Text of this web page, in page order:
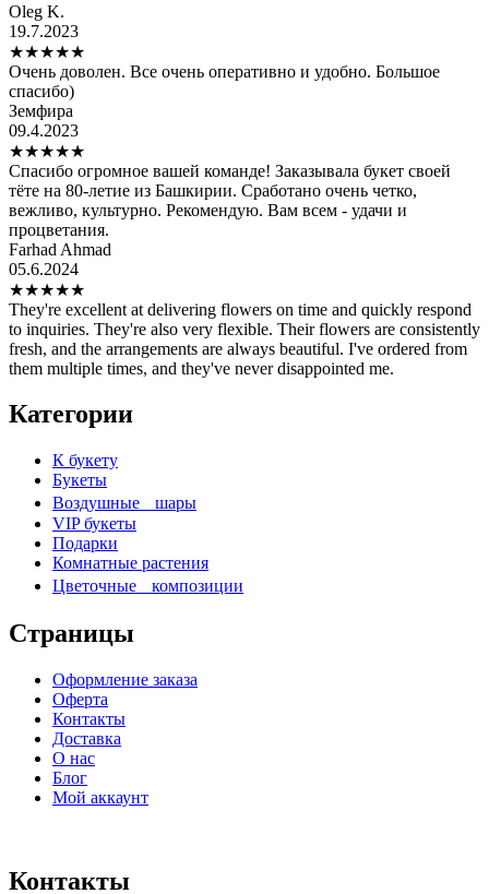
Oleg K.
19.7.2023
★★★★★
Очень доволен. Все очень оперативно и удобно. Большое
спасибо)
Земфира
09.4.2023
★★★★★
Спасибо огромное вашей команде! Заказывала букет своей
тёте на 80-летие из Башкирии. Сработано очень четко,
вежливо, культурно. Рекомендую. Вам всем - удачи и
процветания.
Farhad Ahmad
05.6.2024
★★★★★
They're excellent at delivering flowers on time and quickly respond
to inquiries. They're also very flexible. Their flowers are consistently
fresh, and the arrangements are always beautiful. I've ordered from
them multiple times, and they've never disappointed me.
Категории
К букету
Букеты
Воздушные шары
VIP букеты
Подарки
Комнатные растения
Цветочные композиции
Страницы
Оформление заказа
Оферта
Контакты
Доставка
О нас
Блог
Мой аккаунт
Контакты